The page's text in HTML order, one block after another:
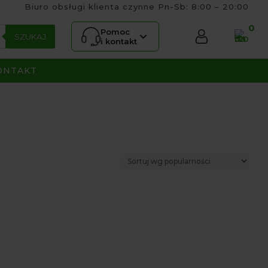
Biuro obsługi klienta czynne Pn-Sb: 8:00 – 20:00
SZUKAJ
Pomoc
i kontakt
0